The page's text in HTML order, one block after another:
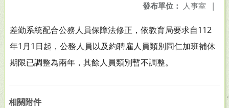
發布單位： 人事室 |
差勤系統配合公務人員保障法修正，依教育局要求自112
年1月1日起，公務人員以及約聘雇人員類別同仁加班補休
期限已調整為兩年，其餘人員類別暫不調整。
相關附件